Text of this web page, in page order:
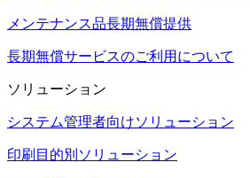
メンテナンス品長期無償提供
長期無償サービスのご利用について
ソリューション
システム管理者向けソリューション
印刷目的別ソリューション